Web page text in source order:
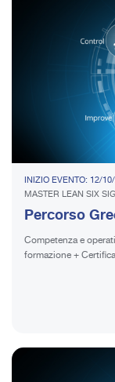
INIZIO EVENTO: 12/
MASTER LEAN SIX
Percorso
Competenza e
formazione +